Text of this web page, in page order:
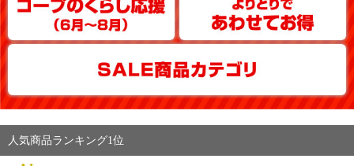
人気商品ランキング1位